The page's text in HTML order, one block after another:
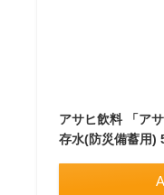
アサヒ飲料 「ア
存水(防災備蓄用)